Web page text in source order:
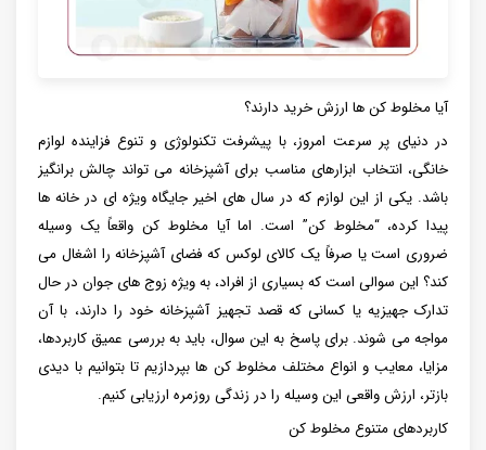
آیا مخلوط کن ها ارزش خرید دارند؟
در دنیای پر سرعت امروز، با پیشرفت تکنولوژی و تنوع فزاینده لوازم
خانگی، انتخاب ابزارهای مناسب برای آشپزخانه می تواند چالش برانگیز
باشد. یکی از این لوازم که در سال های اخیر جایگاه ویژه ای در خانه ها
پیدا کرده، “مخلوط کن” است. اما آیا مخلوط کن واقعاً یک وسیله
ضروری است یا صرفاً یک کالای لوکس که فضای آشپزخانه را اشغال می
کند؟ این سوالی است که بسیاری از افراد، به ویژه زوج های جوان در حال
تدارک جهیزیه یا کسانی که قصد تجهیز آشپزخانه خود را دارند، با آن
مواجه می شوند. برای پاسخ به این سوال، باید به بررسی عمیق کاربردها،
مزایا، معایب و انواع مختلف مخلوط کن ها بپردازیم تا بتوانیم با دیدی
بازتر، ارزش واقعی این وسیله را در زندگی روزمره ارزیابی کنیم.
کاربردهای متنوع مخلوط کن